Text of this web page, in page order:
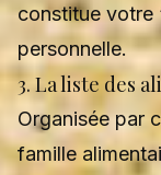
constitue votre
personnelle.
3. La liste des
Organisée par
famille